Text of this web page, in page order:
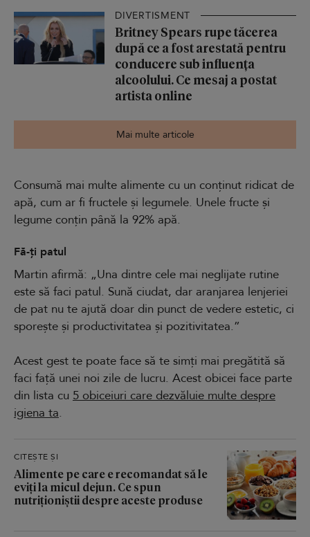
DIVERTISMENT
Britney Spears rupe tăcerea
după ce a fost arestată pentru
conducere sub influența
alcoolului. Ce mesaj a postat
artista online
Mai multe articole
Consumă mai multe alimente cu un conținut ridicat de
apă, cum ar fi fructele și legumele. Unele fructe și
legume conțin până la 92% apă.
Fă-ți patul
Martin afirmă: „Una dintre cele mai neglijate rutine
este să faci patul. Sună ciudat, dar aranjarea lenjeriei
de pat nu te ajută doar din punct de vedere estetic, ci
sporește și productivitatea și pozitivitatea.”
Acest gest te poate face să te simți mai pregătită să
faci față unei noi zile de lucru. Acest obicei face parte
din lista cu 5 obiceiuri care dezvăluie multe despre
igiena ta.
CITEȘTE ȘI
Alimente pe care e recomandat să le
eviți la micul dejun. Ce spun
nutriționiștii despre aceste produse